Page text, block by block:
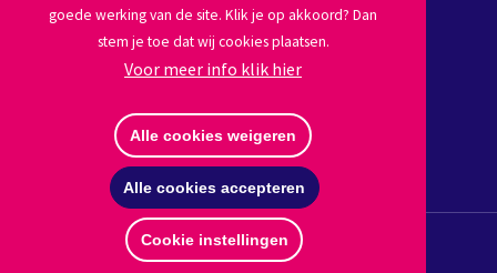
goede werking van de site. Klik je op akkoord? Dan
stem je toe dat wij cookies plaatsen.
Voor meer info klik hier
Alle cookies weigeren
Alle cookies accepteren
Cookie instellingen
Volg ons
Afmelden nieuwsbrief
© Copyright 2026 Stichting Aan de Slinger
Website by The Cre8ion.Lab